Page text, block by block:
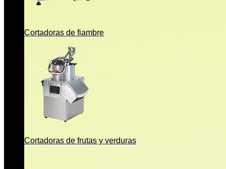
Cortadoras de fiambre
Cortadoras de frutas y verduras